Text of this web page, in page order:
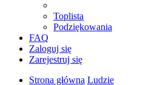
Toplista
Podziękowania
FAQ
Zaloguj się
Zarejestruj się
Strona główna Ludzie